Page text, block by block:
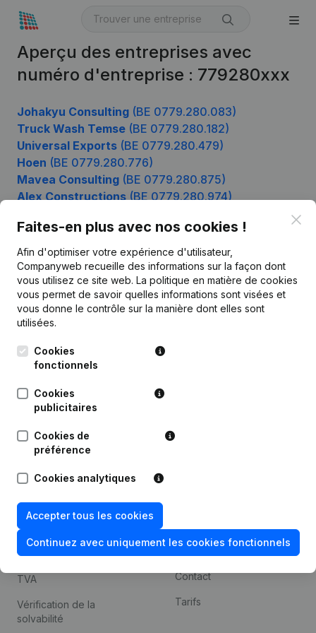
Aperçu des entreprises avec
numéro d'entreprise : 779280xxx
Johakyu Consulting (BE 0779.280.083)
Truck Wash Temse (BE 0779.280.182)
Universal Exports (BE 0779.280.479)
Hoen (BE 0779.280.776)
Mavea Consulting (BE 0779.280.875)
Alex Constructions(BE 0779.280.974)
Faites-en plus avec nos cookies !
Afin d'optimiser votre expérience d'utilisateur,
Companyweb recueille des informations sur la façon dont
vous utilisez ce site web. La politique en matière de cookies
vous permet de savoir quelles informations sont visées et
vous donne le contrôle sur la manière dont elles sont
utilisées.
Cookies
fonctionnels
Cookies
publicitaires
Cookies de
préférence
Cookies analytiques
Accepter tous les cookies
Continuez avec uniquement les cookies fonctionnels
Français
Kantorenpark Everest
Leuvensesteenweg
1800 Vilvoorde
Produit
Informations d’entreprise
Monitoring
Compliance et prévention
de la fraude
Consulter des comptes
annuels
TVA
Vérification de la
solvabilité
Contact
Tarifs